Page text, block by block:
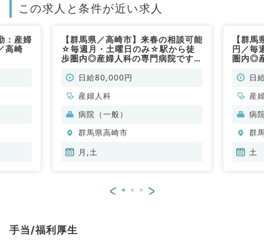
この求人と条件が近い求人
：産婦
高崎
【群馬県／高崎市】来春の相談可能
☆毎週月・土曜日のみ☆駅から徒
歩圏内◎産婦人科の専門病院です！
日給80,000円
産婦人科
病院（一般）
群馬県高崎市
月,土
【群
円／毎
圏内◎
日
産
病
群
土
< >
手当/福利厚生